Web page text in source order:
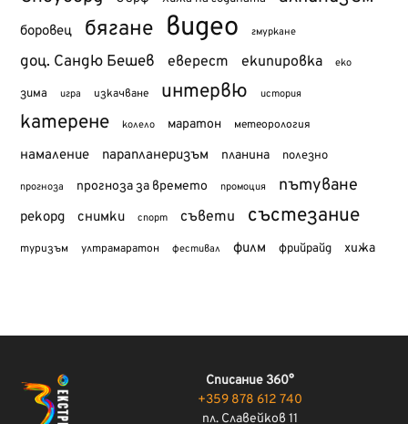
боровец бягане видео гмуркане
доц. Сандю Бешев еверест екипировка еко
зима игра изкачване интервю история
катерене колело маратон метеорология
намаление парапланеризъм планина полезно
прогноза прогноза за времето промоция пътуване
рекорд снимки спорт съвети състезание
туризъм ултрамаратон фестивал филм фрийрайд хижа
Списание 360°
+359 878 612 740
пл. Славейков 11